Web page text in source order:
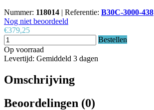
Nummer: 118014 | Referentie: B30C-3000-438
Nog niet beoordeeld
€379,25
Bestellen
Op voorraad
Levertijd: Gemiddeld 3 dagen
Omschrijving
Beoordelingen (0)